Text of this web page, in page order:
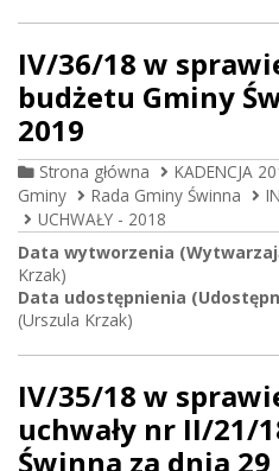
IV/36/18 w
budżetu Gminy
2019
Strona główna KADENCJA
Gminy
Rada Gminy Świnna
UCHWAŁY - 2018
Data wytworzenia
Krzak)
Data udostępnienia
(Urszula Krzak)
IV/35/18 w
uchwały nr II/21/
Świnna za dnia